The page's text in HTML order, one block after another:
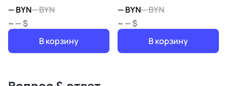
—BYN—BYN
~ — $
В корзину
—BYN—BYN
~ — $
В корзину